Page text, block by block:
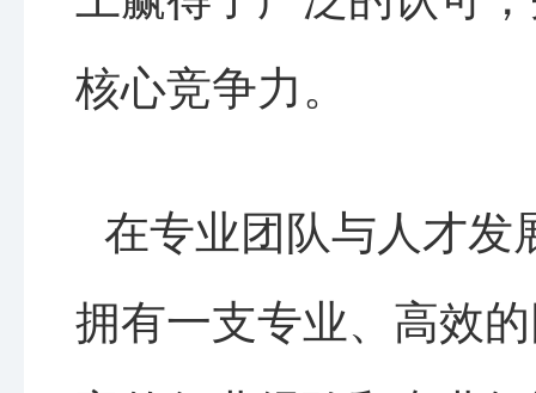
核心竞争力。
在专业团队与人才发
拥有一支专业、高效